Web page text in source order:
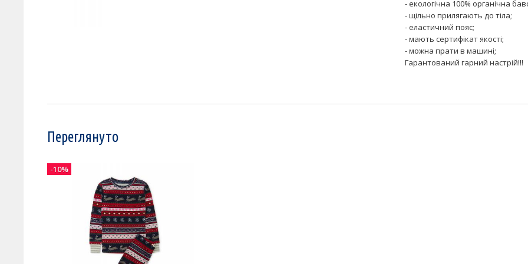
- екологічна 100% органічна
- щільно прилягають до тіла;
- еластичний пояс;
- мають сертифікат якості;
- можна прати в машині;
Гарантований гарний настрій!!!
Переглянуто
-10%